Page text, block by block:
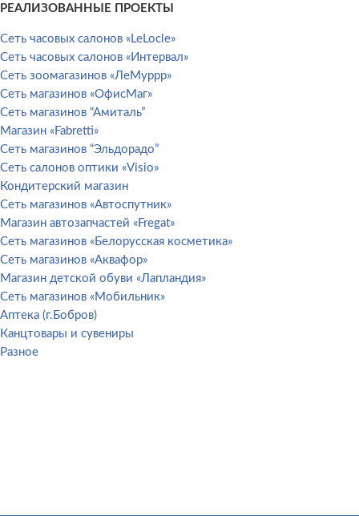
РЕАЛИЗОВАННЫЕ ПРОЕКТЫ
Сеть часовых салонов «LeLocle»
Сеть часовых салонов «Интервал»
Сеть зоомагазинов «ЛеМуррр»
Сеть магазинов «ОфисМаг»
Сеть магазинов “Амиталь”
Магазин «Fabretti»
Сеть магазинов “Эльдорадо”
Сеть салонов оптики «Visio»
Кондитерский магазин
Сеть магазинов «Автоспутник»
Магазин автозапчастей «Fregat»
Сеть магазинов «Белорусская косметика»
Сеть магазинов «Аквафор»
Магазин детской обуви «Лапландия»
Сеть магазинов «Мобильник»
Аптека (г.Бобров)
Канцтовары и сувениры
Разное